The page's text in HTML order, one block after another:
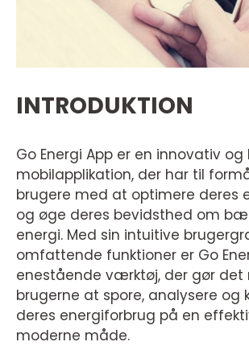
INTRODUKTION
Go Energi App er en innovativ
mobilapplikation, der har til
brugere med at optimere deres
og øge deres bevidsthed om
energi. Med sin intuitive
omfattende funktioner er Go
enestående værktøj, der gør det
brugerne at spore, analysere og
deres energiforbrug på en
moderne måde.